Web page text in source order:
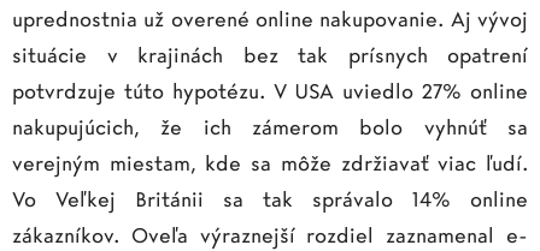
uprednostnia už overené online nakupovanie. Aj vývoj
situácie v krajinách bez tak prísnych opatrení
potvrdzuje túto hypotézu. V USA uviedlo 27% online
nakupujúcich, že ich zámerom bolo vyhnúť sa
verejným miestam, kde sa môže zdržiavať viac ľudí.
Vo Veľkej Británii sa tak správalo 14% online
zákazníkov. Oveľa výraznejší rozdiel zaznamenal e-